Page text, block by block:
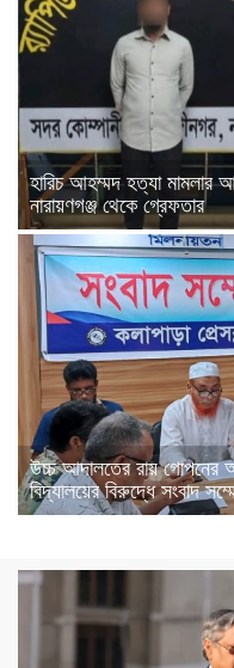
হারিচ আহম্মদ হত্যা
নারায়ণগঞ্জ থেকে গ্রেফতার
উচ্চ আদালতের রায় গোপনের
বিদ্যালয়ের বিরুদ্ধে সংবাদ